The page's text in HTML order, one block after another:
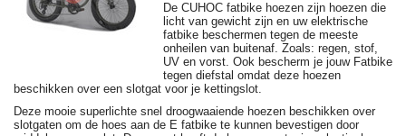
De CUHOC fatbike hoezen zijn hoezen die
licht van gewicht zijn en uw elektrische
fatbike beschermen tegen de meeste
onheilen van buitenaf. Zoals: regen, stof,
UV en vorst. Ook bescherm je jouw Fatbike
tegen diefstal omdat deze hoezen
beschikken over een slotgat voor je kettingslot.
Deze mooie superlichte snel droogwaaiende hoezen beschikken over
slotgaten om de hoes aan de E fatbike te kunnen bevestigen door